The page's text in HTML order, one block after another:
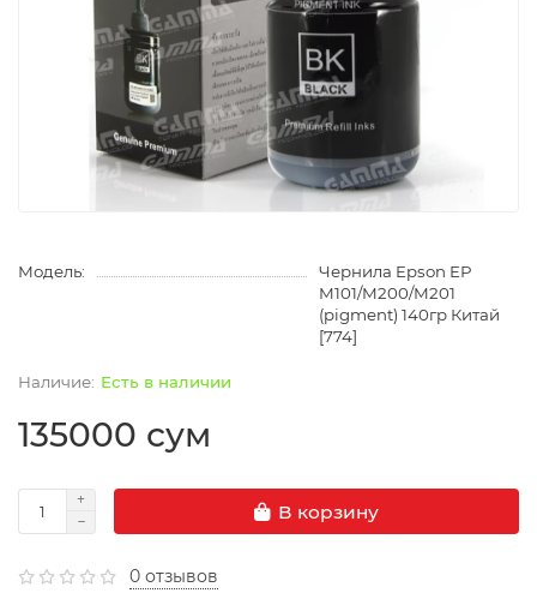
Модель:
Чернила Epson EP
M101/M200/M201
(pigment) 140гр Китай
[774]
Есть в наличии
135000 сум
В корзину
0 отзывов